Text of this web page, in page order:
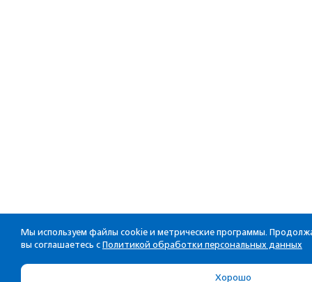
Мы используем файлы cookie и метрические программы.
вы соглашаетесь с Политикой обработки персональных данных
Хорошо